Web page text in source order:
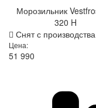
Морозильник
320 H
Снят с производства
Цена:
51 990